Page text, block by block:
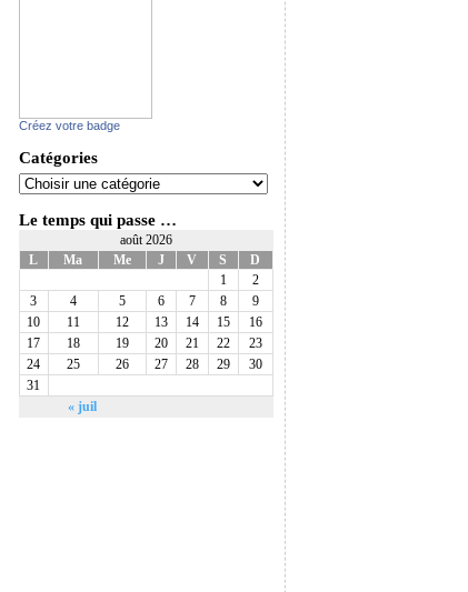
Créez votre badge
Catégories
Le temps qui passe …
août 2026
L
Ma Me J V S D
« juil
1
2
3
4 5 6 7 8
9
10
11 12 13 14 15
16
17
18 19 20 21 22
23
24
25 26 27 28 29
30
31